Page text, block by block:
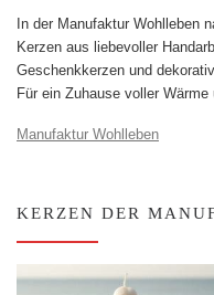
In der Manufaktur Wohlleben
Kerzen aus liebevoller
Geschenkkerzen und
Für ein Zuhause voller Wärme
Manufaktur Wohlleben
KERZEN DER